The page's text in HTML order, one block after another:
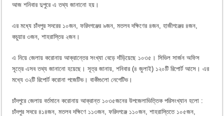
আজ শনিবার দুপুরে এ তথ্য জানানো হয়।
এর মধ্যে চাঁদপুর সদরের ১০জন, ফরিদগঞ্জের ৯জন, মতলব দক্ষিণের ৪জন, হাজীগঞ্জের ৪জন,
কচুয়ার ৩জন, শাহরাস্তির ২জন।
এ নিয়ে জেলায় করোনায় আক্রান্তের সংখ্যা বেড়ে দাঁড়িয়েছে ১০৩৫। সিভিল সার্জন অফিস
সূত্রে এসব তথ্য জানানো হয়েছে। সূত্র জানায়, শনিবার (৪ জুলাই) ১২০টি রিপোর্ট আসে। এর
মধ্যে ৩২টি রিপোর্ট করোনা পজেটিভ। বাকীগুলো নেগেটিভ।
চাঁদপুরে জেলায় বর্তমানে করোনায় আক্রান্ত ১০৩৫জনের উপজেলাভিত্তিক পরিসংখ্যান হলো :
চাঁদপুর সদরে ৪১৪জন, মতলব দক্ষিণে ১১৩জন, ফরিদগঞ্জে ১১০জন, শাহরাস্তিতে ১০৫জন,